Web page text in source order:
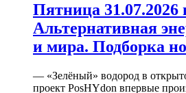
Пятница 31.07.2026
Альтернативная
и мира. Подборка
— «Зелёный» водород в
проект PosHYdon впервые